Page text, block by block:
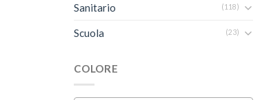
Sanitario (118)
Scuola (23)
COLORE